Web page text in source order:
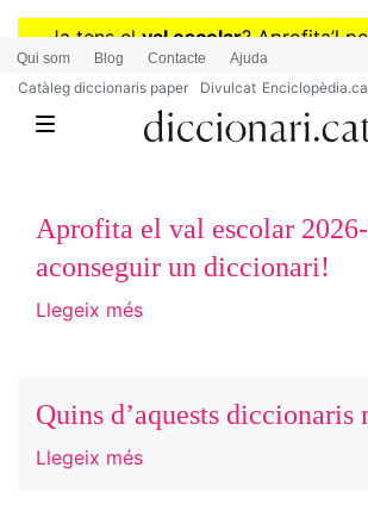
Vés
contingut
Ja tens elval escolar? Aprofita’l
diccionaris per a Primària o
Qui som Blog Contacte Ajuda
Catàleg diccionaris paper Divulcat
Aprofita el val escolar
aconseguir un diccionari!
Llegeix més
Quins d’aquests diccionaris
Llegeix més